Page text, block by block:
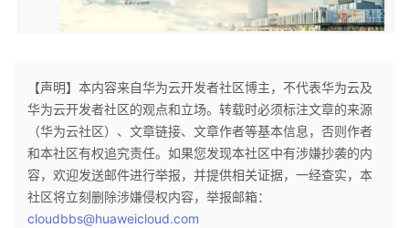
【声明】本内容来自华为云开发者社区博主，不代表华为云及
华为云开发者社区的观点和立场。转载时必须标注文章的来源
（华为云社区）、文章链接、文章作者等基本信息，否则作者
和本社区有权追究责任。如果您发现本社区中有涉嫌抄袭的内
容，欢迎发送邮件进行举报，并提供相关证据，一经查实，本
社区将立刻删除涉嫌侵权内容，举报邮箱：
cloudbbs@huaweicloud.com